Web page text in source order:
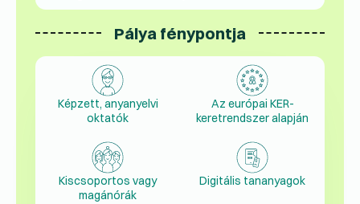
Pálya fénypontja
Képzett, anyanyelvi
oktatók
Az európai KER-
keretrendszer alapján
Kiscsoportos vagy
magánórák
Digitális tananyagok